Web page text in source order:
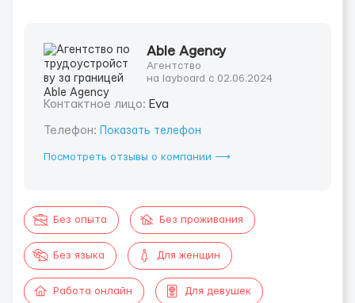
Able Agency
Агентство
на layboard с 02.06.2024
Контактное лицо: Eva
Телефон: Показать телефон
Посмотреть отзывы о компании ⟶
Без опыта Без проживания
Без языка Для женщин
Работа онлайн Для девушек